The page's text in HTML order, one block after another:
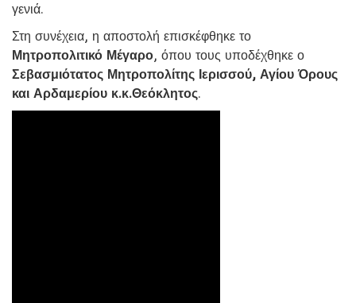
γενιά.
Στη συνέχεια, η αποστολή επισκέφθηκε το
Μητροπολιτικό Μέγαρο, όπου τους υποδέχθηκε ο
Σεβασμιότατος Μητροπολίτης Ιερισσού, Αγίου Όρους
και Αρδαμερίου κ.κ.Θεόκλητος.